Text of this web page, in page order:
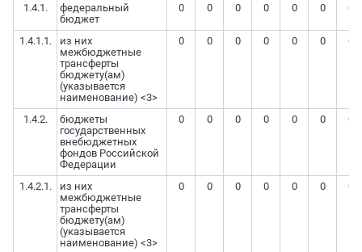
1.4.1.
федеральный
бюджет
0 0 0 0 0 0 0
1.4.1.1.
из них
межбюджетные
трансферты
бюджету(ам)
(указывается
наименование) <3>
0 0 0 0 0 0 0
1.4.2.
бюджеты
государственных
внебюджетных
фондов Российской
Федерации
0 0 0 0 0 0 0
1.4.2.1.
из них
межбюджетные
трансферты
бюджету(ам)
(указывается
наименование) <3>
0 0 0 0 0 0 0